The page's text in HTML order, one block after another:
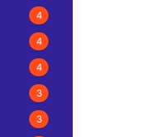
4
4
4
3
3